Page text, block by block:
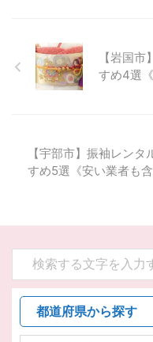
【岩国
すめ4選
【宇部市】振袖レン
すめ5選《安い業者も含
都道府県から探す